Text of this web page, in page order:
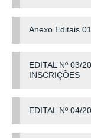
Anexo Editais
EDITAL Nº 03/
INSCRIÇÕES
EDITAL Nº 04/